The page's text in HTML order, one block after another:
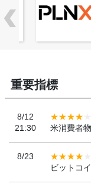
重要指標
8/12
21:30
米消費者
8/23
ビットコ